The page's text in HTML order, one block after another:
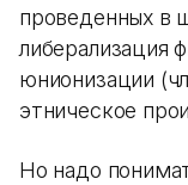
проведенных в
либерализация
юнионизации
этническое
Но надо